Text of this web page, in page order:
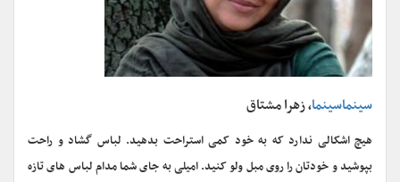
سینماسینما، زهرا مشتاق
هیچ اشکالی ندارد که به خود کمی استراحت بدهید. لباس گشاد و راحت
بپوشید و خودتان را روی مبل ولو کنید. امیلی به جای شما مدام لباس های تازه